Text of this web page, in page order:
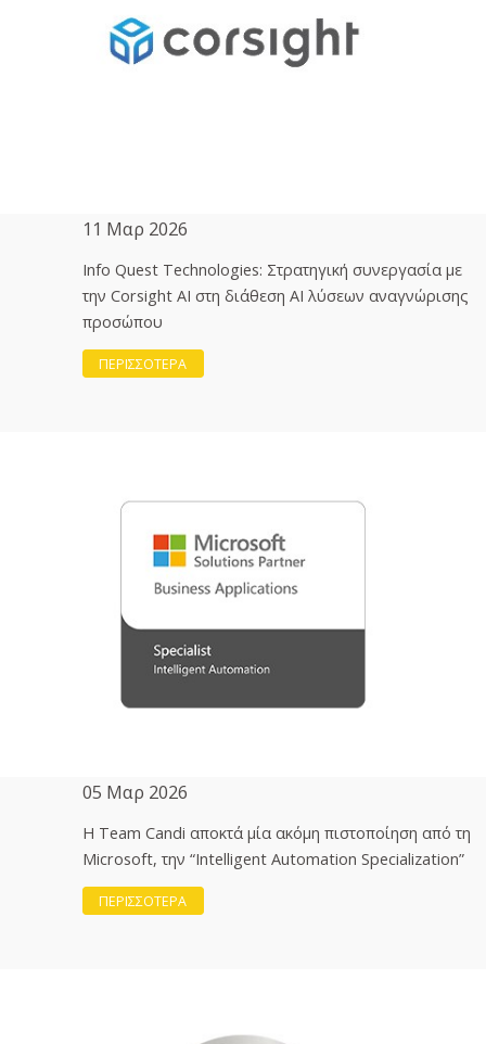
11 Μαρ 2026
Info Quest Technologies: Στρατηγική συνεργασία με
την Corsight AI στη διάθεση ΑΙ λύσεων αναγνώρισης
προσώπου
ΠΕΡΙΣΣΟΤΕΡΑ
05 Μαρ 2026
H Team Candi αποκτά μία ακόμη πιστοποίηση από τη
Microsoft, την “Intelligent Automation Specialization”
ΠΕΡΙΣΣΟΤΕΡΑ